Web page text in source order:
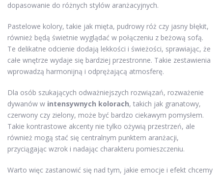
dopasowanie do różnych stylów aranżacyjnych.
Pastelowe kolory, takie jak mięta, pudrowy róż czy jasny błękit,
również będą świetnie wyglądać w połączeniu z beżową sofą.
Te delikatne odcienie dodają lekkości i świeżości, sprawiając, że
całe wnętrze wydaje się bardziej przestronne. Takie zestawienia
wprowadzą harmonijną i odprężającą atmosferę.
Dla osób szukających odważniejszych rozwiązań, rozważenie
dywanów w intensywnych kolorach, takich jak granatowy,
czerwony czy zielony, może być bardzo ciekawym pomysłem.
Takie kontrastowe akcenty nie tylko ożywią przestrzeń, ale
również mogą stać się centralnym punktem aranżacji,
przyciągając wzrok i nadając charakteru pomieszczeniu.
Warto więc zastanowić się nad tym, jakie emocje i efekt chcemy